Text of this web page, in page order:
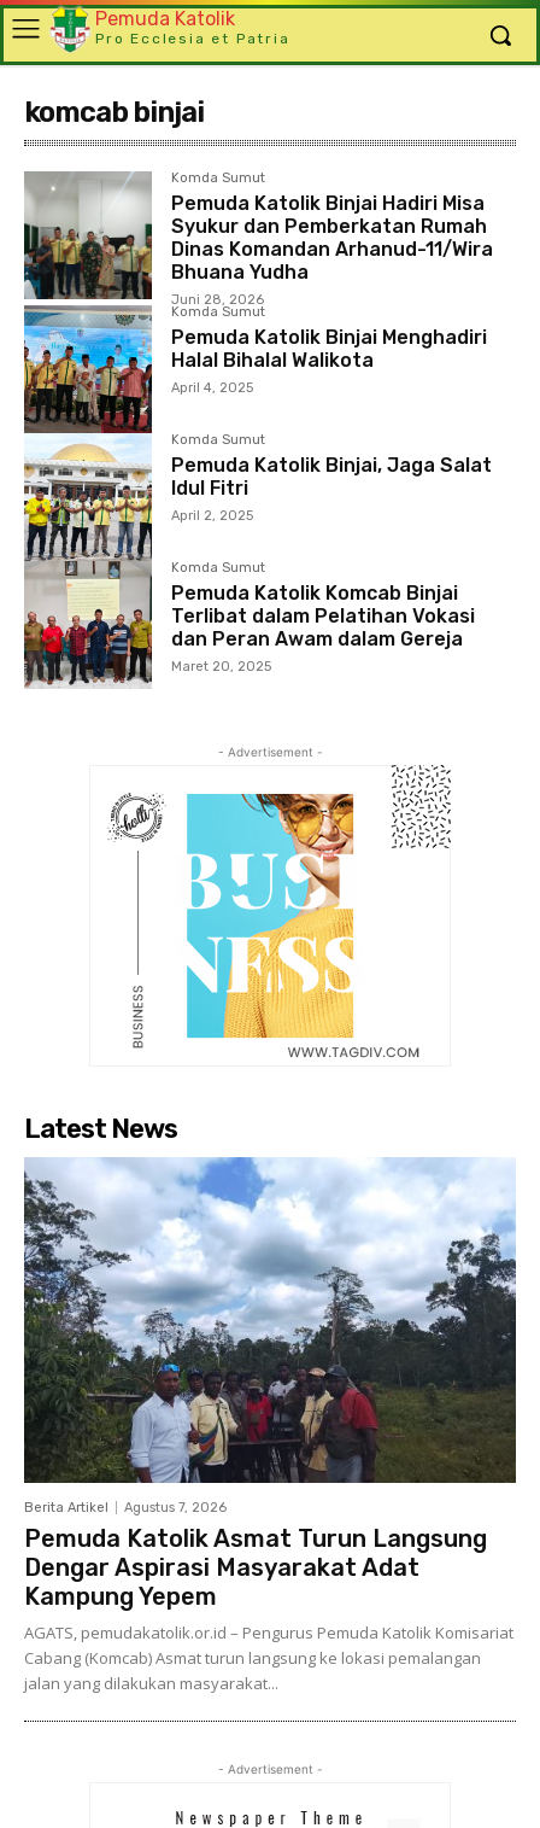
Pemuda Katolik
Pro Ecclesia et Patria
komcab binjai
Komda Sumut
Pemuda Katolik Binjai Hadiri Misa
Syukur dan Pemberkatan Rumah
Dinas Komandan Arhanud-11/Wira
Bhuana Yudha
Juni 28, 2026
Komda Sumut
Pemuda Katolik Binjai Menghadiri
Halal Bihalal Walikota
April 4, 2025
Komda Sumut
Pemuda Katolik Binjai, Jaga Salat
Idul Fitri
April 2, 2025
Komda Sumut
Pemuda Katolik Komcab Binjai
Terlibat dalam Pelatihan Vokasi
dan Peran Awam dalam Gereja
Maret 20, 2025
- Advertisement -
Latest News
Berita Artikel Agustus 7, 2026
Pemuda Katolik Asmat Turun Langsung
Dengar Aspirasi Masyarakat Adat
Kampung Yepem
AGATS, pemudakatolik.or.id – Pengurus Pemuda Katolik Komisariat
Cabang (Komcab) Asmat turun langsung ke lokasi pemalangan
jalan yang dilakukan masyarakat...
- Advertisement -